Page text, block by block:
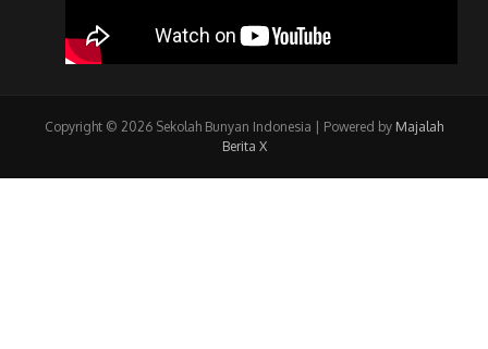
Copyright © 2026 Sekolah Bunyan Indonesia | Powered by Majalah
Berita X